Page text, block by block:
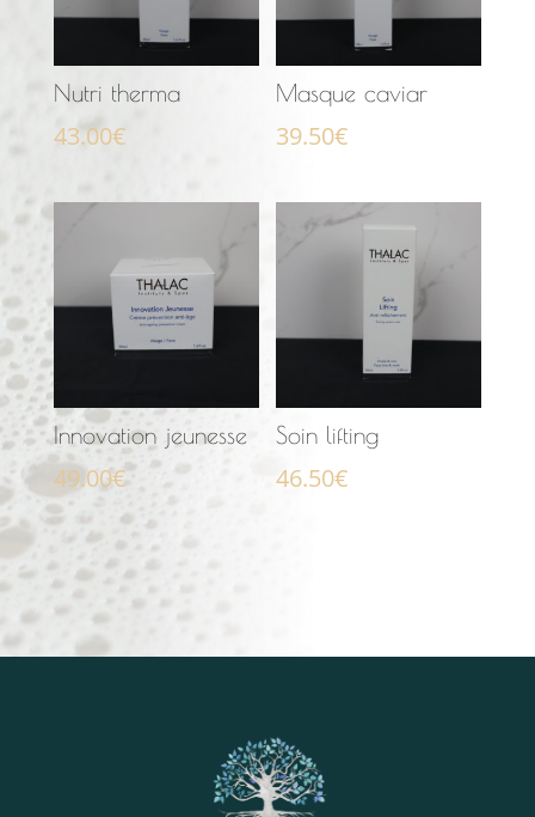
Nutri therma
43.00€
Masque caviar
39.50€
Innovation jeunesse
49.00€
Soin lifting
46.50€